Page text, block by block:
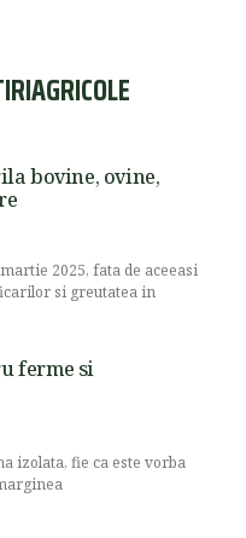
bovine, ovine,
2025, fata de aceeasi
si greutatea in
ferme si
izolata, fie ca este vorba